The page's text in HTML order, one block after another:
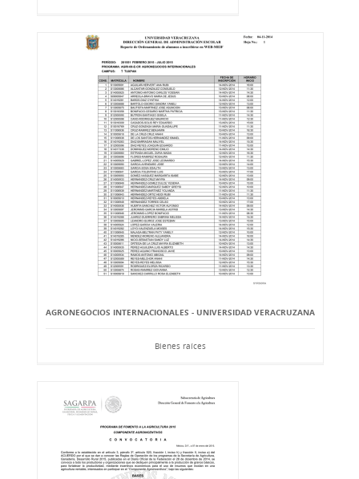
AGRONEGOCIOS INTERNACIONALES - UNIVERSIDAD VERACRUZANA
Bienes raíces